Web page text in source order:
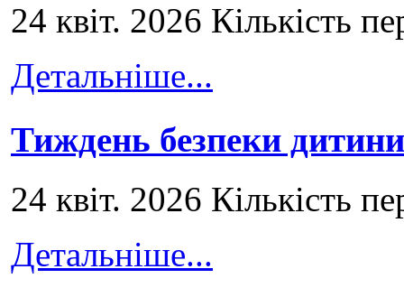
24 квіт. 2026 Кількість
Детальніше...
Тиждень безпеки
24 квіт. 2026 Кількість
Детальніше...